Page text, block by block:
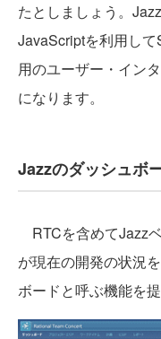
たとしましょう。
JavaScriptを利用し
用のユーザー・イン
になります。
Jazzのダッシュボ
RTCを含めてJazz
が現在の開発の状況
ボードと呼ぶ機能を提